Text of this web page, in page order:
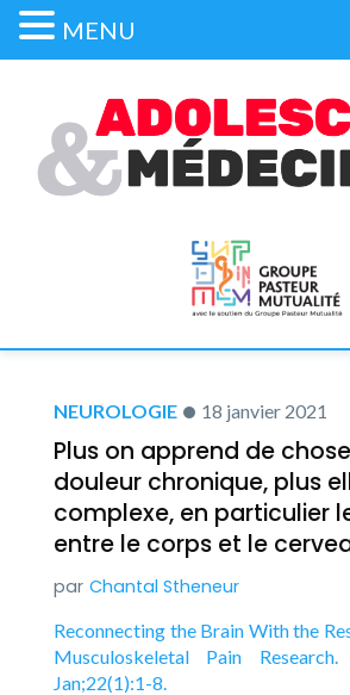
NEUROLOGIE 18 janvier 2021
Plus on apprend de
douleur chronique, plus
complexe, en particulier
entre le corps et le
Chantal Stheneur
Reconnecting the Brain With the
Musculoskeletal Pain
Jan;22(1):1-
MENU